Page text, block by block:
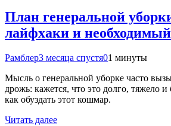
План генеральной
лайфхаки и
Рамблер3 месяца спустя01 минуты
Мысль о генеральной уборке часто
дрожь: кажется, что это долго, тяжело и
как обуздать этот кошмар.
Читать далее